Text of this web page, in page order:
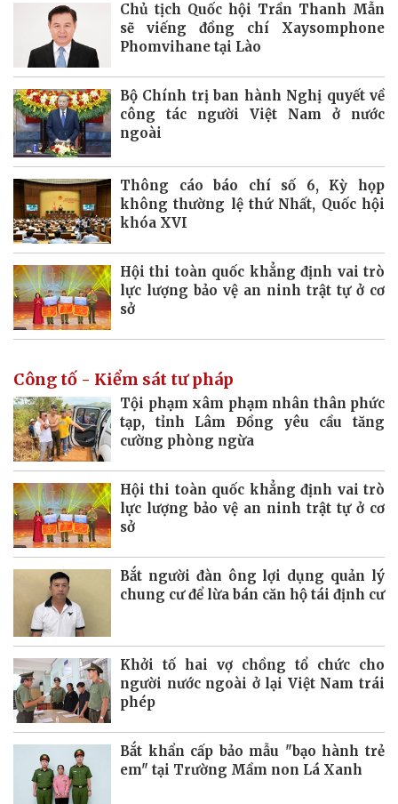
Chủ tịch Quốc hội Trần Thanh Mẫn
sẽ viếng đồng chí Xaysomphone
Phomvihane tại Lào
Bộ Chính trị ban hành Nghị quyết về
công tác người Việt Nam ở nước
ngoài
Thông cáo báo chí số 6, Kỳ họp
không thường lệ thứ Nhất, Quốc hội
khóa XVI
Hội thi toàn quốc khẳng định vai trò
lực lượng bảo vệ an ninh trật tự ở cơ
sở
Công tố - Kiểm sát tư pháp
Tội phạm xâm phạm nhân thân phức
tạp, tỉnh Lâm Đồng yêu cầu tăng
cường phòng ngừa
Hội thi toàn quốc khẳng định vai trò
lực lượng bảo vệ an ninh trật tự ở cơ
sở
Bắt người đàn ông lợi dụng quản lý
chung cư để lừa bán căn hộ tái định cư
Khởi tố hai vợ chồng tổ chức cho
người nước ngoài ở lại Việt Nam trái
phép
Bắt khẩn cấp bảo mẫu "bạo hành trẻ
em" tại Trường Mầm non Lá Xanh